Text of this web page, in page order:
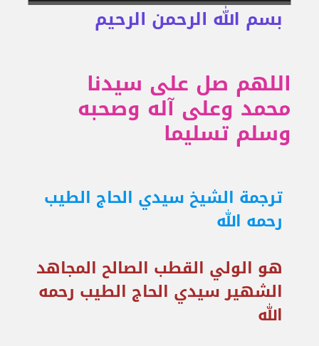
بسم الله الرحمن الرحيم
اللهم صل على سيدنا
محمد وعلى آله وصحبه
وسلم تسليما
ترجمة الشيخ سيدي الحاج الطيب
رحمه الله
هو الولي القطب الصالح المجاهد
الشهير سيدي الحاج الطيب رحمه
الله